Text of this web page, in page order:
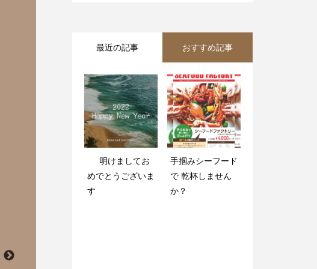
最近の記事 おすすめ記事
⁡ ⁡ ⁡ ⁡ ⁡ 明けましてお
めでとうございま
す ⁡
手掴みシーフード
で 乾杯しません
か？‍
. 平日限定️
本日も営業中で
す️? ・